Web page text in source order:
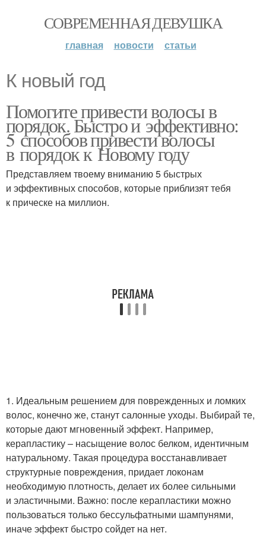
СОВРЕМЕННАЯ ДЕВУШКА
главная новости статьи
К новый год
Помогите привести волосы в
порядок. Быстро и эффективно:
5 способов привести волосы
в порядок к Новому году
Представляем твоему вниманию 5 быстрых
и эффективных способов, которые приблизят тебя
к прическе на миллион.
1. Идеальным решением для поврежденных и ломких
волос, конечно же, станут салонные уходы. Выбирай те,
которые дают мгновенный эффект. Например,
керапластику – насыщение волос белком, идентичным
натуральному. Такая процедура восстанавливает
структурные повреждения, придает локонам
необходимую плотность, делает их более сильными
и эластичными. Важно: после керапластики можно
пользоваться только бессульфатными шампунями,
иначе эффект быстро сойдет на нет.